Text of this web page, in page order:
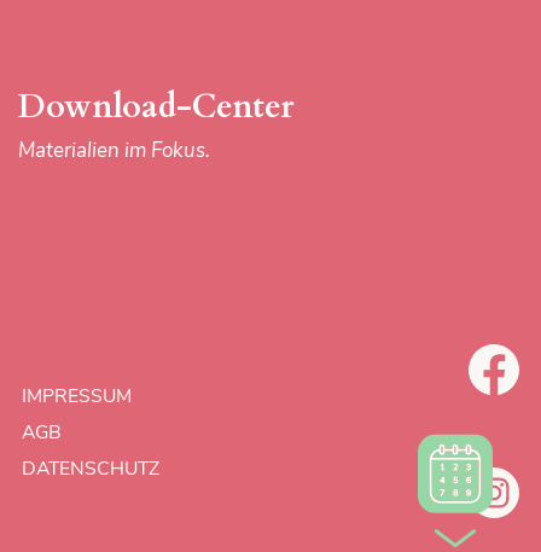
Download-Center
Materialien im Fokus.
IMPRESSUM
AGB
DATENSCHUTZ